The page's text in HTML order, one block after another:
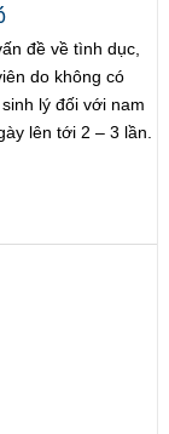
đề về tình dục,
do không có
lý đối với nam
lên tới 2 – 3 lần.